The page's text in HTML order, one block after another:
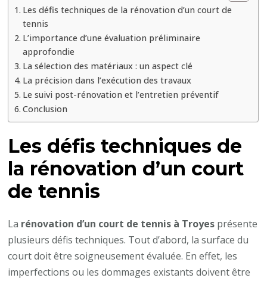
technique
avancée
Les défis techniques de la rénovation d’un court de
tennis
L’importance d’une évaluation préliminaire
approfondie
La sélection des matériaux : un aspect clé
La précision dans l’exécution des travaux
Le suivi post-rénovation et l’entretien préventif
Conclusion
Les défis techniques de
la rénovation d’un court
de tennis
La rénovation d’un court de tennis à Troyes présente
plusieurs défis techniques. Tout d’abord, la surface du
court doit être soigneusement évaluée. En effet, les
imperfections ou les dommages existants doivent être